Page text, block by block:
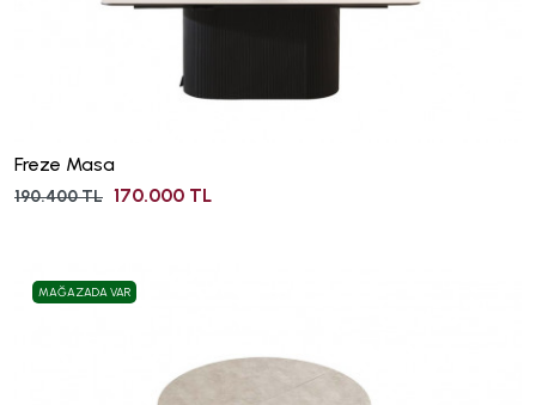
Freze Masa
190.400 TL 170.000 TL
MAĞAZADA VAR